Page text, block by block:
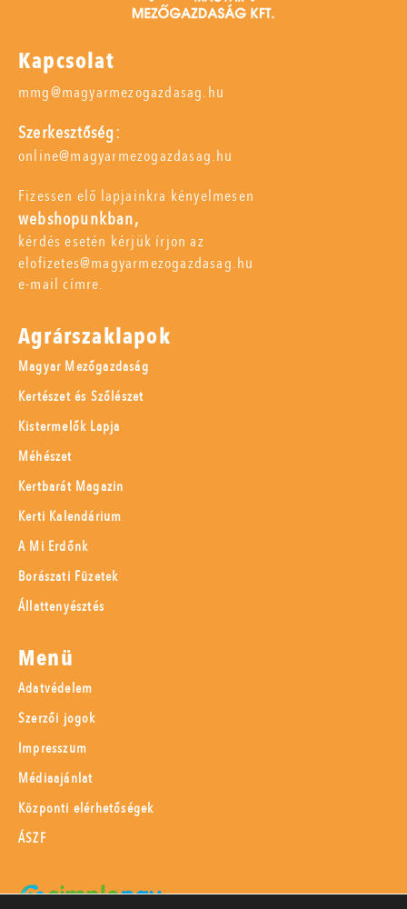
Kapcsolat
mmg@magyarmezogazdasag.hu
Szerkesztőség:
online@magyarmezogazdasag.hu
Fizessen elő lapjainkra kényelmesen
webshopunkban,
kérdés esetén kérjük írjon az
elofizetes@magyarmezogazdasag.hu
e-mail címre.
Agrárszaklapok
Magyar Mezőgazdaság
Kertészet és Szőlészet
Kistermelők Lapja
Méhészet
Kertbarát Magazin
Kerti Kalendárium
A Mi Erdőnk
Borászati Füzetek
Állattenyésztés
Menü
Adatvédelem
Szerzői jogok
Impresszum
Médiaajánlat
Központi elérhetőségek
ÁSZF